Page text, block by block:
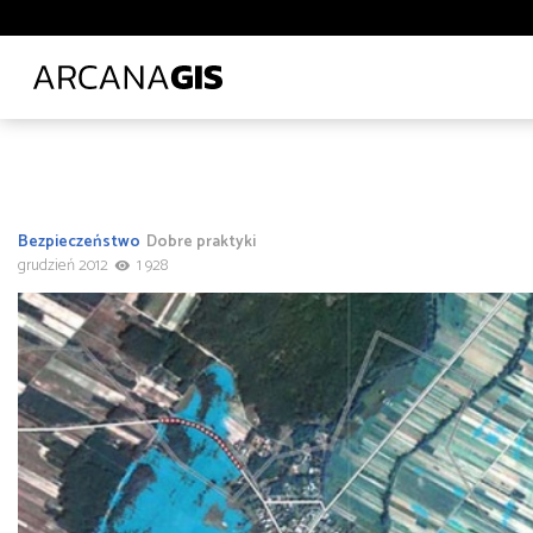
Biblioteki i muzea Ciepłownictwo Energetyka
Leśnictwo
Logistyka
Polecane tematy
od do
Infrastruktura i telekomunikacja
Bezpieczeństwo Dobre praktyki
grudzień 2012
1 928